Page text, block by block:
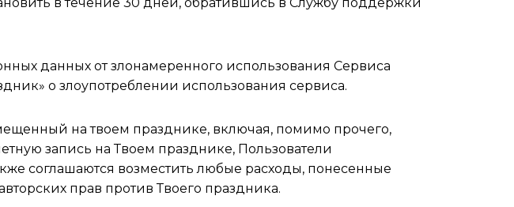
данных от злонамеренного использования Сервиса
о злоупотреблении использования сервиса.
на твоем празднике, включая, помимо прочего,
запись на Твоем празднике, Пользователи
соглашаются возместить любые расходы, понесенные
прав против Твоего праздника.